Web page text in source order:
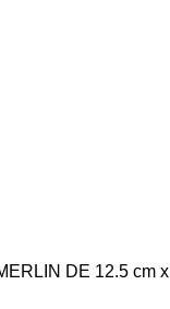
DE 12.5 cm x